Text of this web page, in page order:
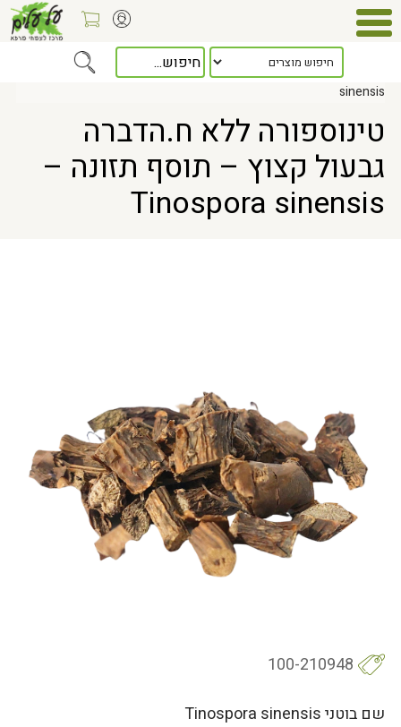
sinensis
טינוספורה ללא ח.הדברה
גבעול קצוץ – תוסף תזונה –
Tinospora sinensis
100-210948
שם בוטני Tinospora sinensis